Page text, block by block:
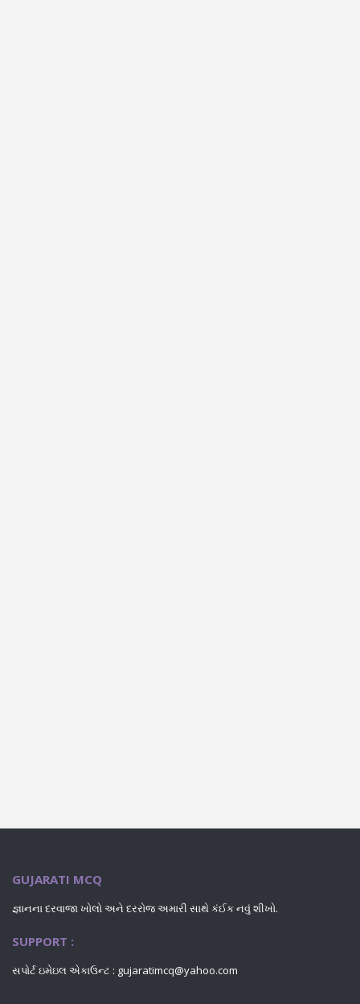
GUJARATI MCQ
જ્ઞાનના દરવાજા ખોલો અને દરરોજ અમારી સાથે કંઈક નવું શીખો.
SUPPORT :
સપોર્ટ ઇમેઇલ એકાઉન્ટ : gujaratimcq@yahoo.com